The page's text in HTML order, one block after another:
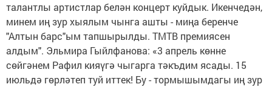
талантлы артистлар белән концерт куйдык. Икенчедән,
минем иң зур хыялым чынга ашты - миңа беренче
"Алтын барс"ым тапшырылды. ТМТВ премиясен
алдым". Эльмира Гыйлфанова: «3 апрель көнне
сөйгәнем Рафил кияүгә чыгарга тәкъдим ясады. 15
июльдә гөрләтеп туй иттек! Бу - тормышымдагы иң зур